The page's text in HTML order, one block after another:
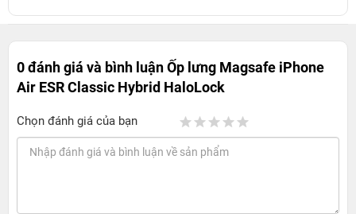
0 đánh giá và bình luậnỐp lưng Magsafe iPhone
Air ESR Classic Hybrid HaloLock
Chọn đánh giá của bạn